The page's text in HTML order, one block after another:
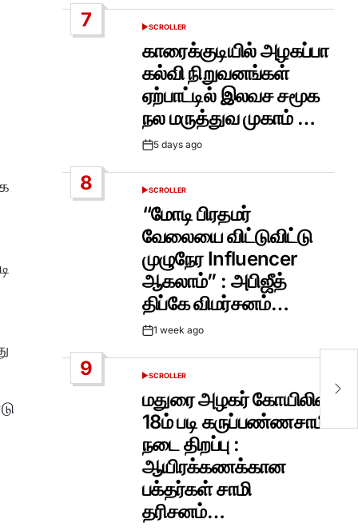
7
POSTED
SCROLLER
காரைக்குடியில் அழகப்பா
கல்வி நிறுவனங்கள்
ஏற்பாட்டில் இலவச சமூக
நல மருத்துவ முகாம் …
Post5 days ago
8
POSTED
SCROLLER
“மோடி பிரதமர்
வேலையை விட்டுவிட்டு
முழுநேர Influencer
ஆகலாம்” : அபிஜீத்
திப்கே விமர்சனம்…
Post1 week ago
9
POSTED
SCROLLER
மதுரை அழகர் கோயிலின்
18ம் படி கருப்பண்ணசாமி
நடை திறப்பு :
ஆயிரக்கணக்கான
பக்தர்கள் சாமி
தரிசனம்…